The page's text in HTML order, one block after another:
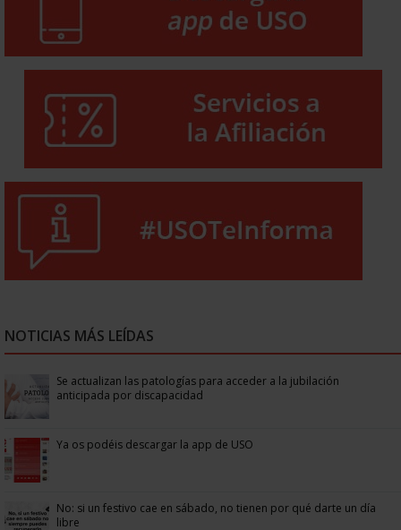
NOTICIAS MÁS LEÍDAS
Se actualizan las patologías para acceder a la jubilación
anticipada por discapacidad
Ya os podéis descargar la app de USO
No: si un festivo cae en sábado, no tienen por qué darte un día
libre